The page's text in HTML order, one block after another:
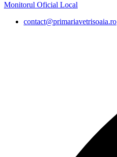
Monitorul Oficial Local
contact@primariavetrisoaia.ro